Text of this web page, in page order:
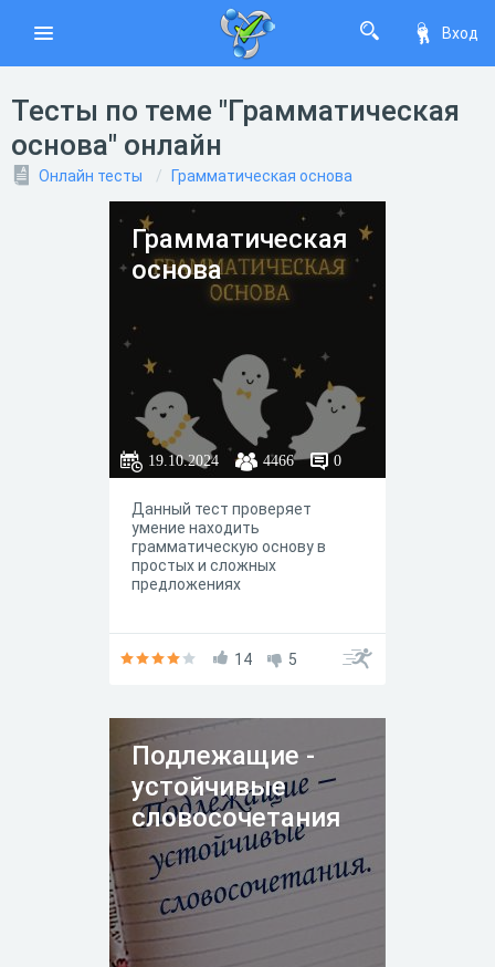
Вход
Тесты по теме "Грамматическая
основа" онлайн
Онлайн тесты Грамматическая основа
Грамматическая
основа
19.10.2024 4466 0
Данный тест проверяет
умение находить
грамматическую основу в
простых и сложных
предложениях
14 5
Подлежащие -
устойчивые
словосочетания